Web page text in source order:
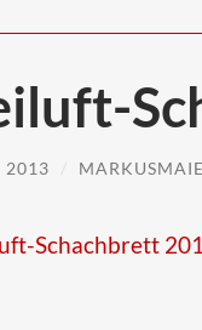
2013